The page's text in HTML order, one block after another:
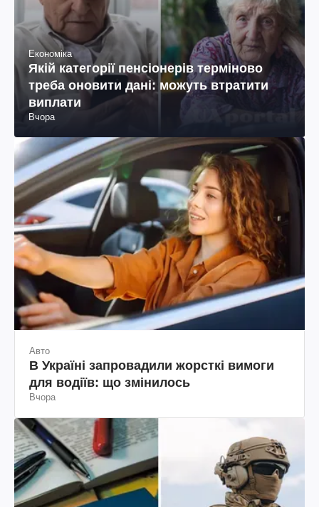
Економіка
Якій категорії пенсіонерів терміново
треба оновити дані: можуть втратити
виплати
Вчора
Авто
В Україні запровадили жорсткі вимоги
для водіїв: що змінилось
Вчора